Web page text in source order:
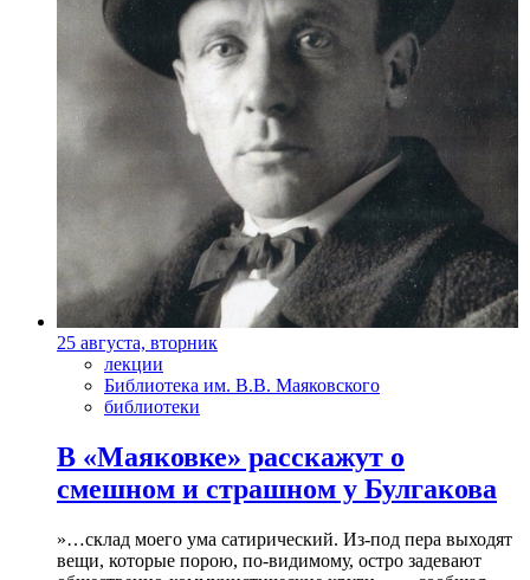
25 августа, вторник
лекции
Библиотека им. В.В. Маяковского
библиотеки
В «Маяковке» расскажут о
смешном и страшном у Булгакова
»…склад моего ума сатирический. Из-под пера выходят
вещи, которые порою, по-видимому, остро задевают